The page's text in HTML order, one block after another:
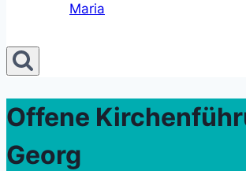
Maria
Offene
Georg